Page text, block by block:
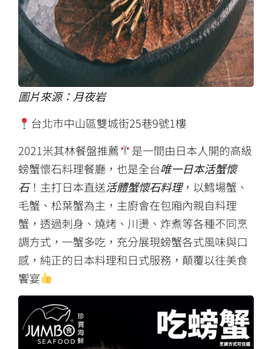
圖片來源：月夜岩
台北市中山區雙城街25巷9號1樓
2021米其林餐盤推薦
是一間由日本人開的高級
螃蟹懷石料理餐廳，也是全台唯一日本活蟹懷
石！主打日本直送活體蟹懷石料理，以鱈場蟹、
毛蟹、松葉蟹為主，主廚會在包廂內親自料理
蟹，透過刺身、燒烤、川燙、炸煮等各種不同烹
調方式，一蟹多吃，充分展現螃蟹各式風味與口
感，純正的日本料理和日式服務，顛覆以往美食
饗宴